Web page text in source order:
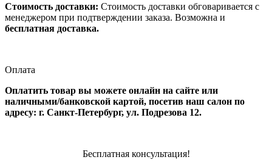
Стоимость доставки: Стоимость доставки обговаривается с
менеджером при подтверждении заказа. Возможна и
бесплатная доставка.
Оплата
Оплатить товар вы можете онлайн на сайте или
наличными/банковской картой, посетив наш салон по
адресу: г. Санкт-Петербург, ул. Подрезова 12.
Бесплатная консультация!